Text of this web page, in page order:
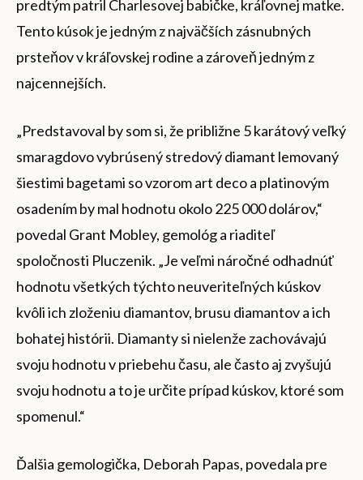
predtým patril Charlesovej babičke, kráľovnej matke.
Tento kúsok je jedným z najväčších zásnubných
prsteňov v kráľovskej rodine a zároveň jedným z
najcennejších.
„Predstavoval by som si, že približne 5 karátový veľký
smaragdovo vybrúsený stredový diamant lemovaný
šiestimi bagetami so vzorom art deco a platinovým
osadením by mal hodnotu okolo 225 000 dolárov,“
povedal Grant Mobley, gemológ a riaditeľ
spoločnosti Pluczenik. „Je veľmi náročné odhadnúť
hodnotu všetkých týchto neuveriteľných kúskov
kvôli ich zloženiu diamantov, brusu diamantov a ich
bohatej histórii. Diamanty si nielenže zachovávajú
svoju hodnotu v priebehu času, ale často aj zvyšujú
svoju hodnotu a to je určite prípad kúskov, ktoré som
spomenul.“
Ďalšia gemologička, Deborah Papas, povedala pre